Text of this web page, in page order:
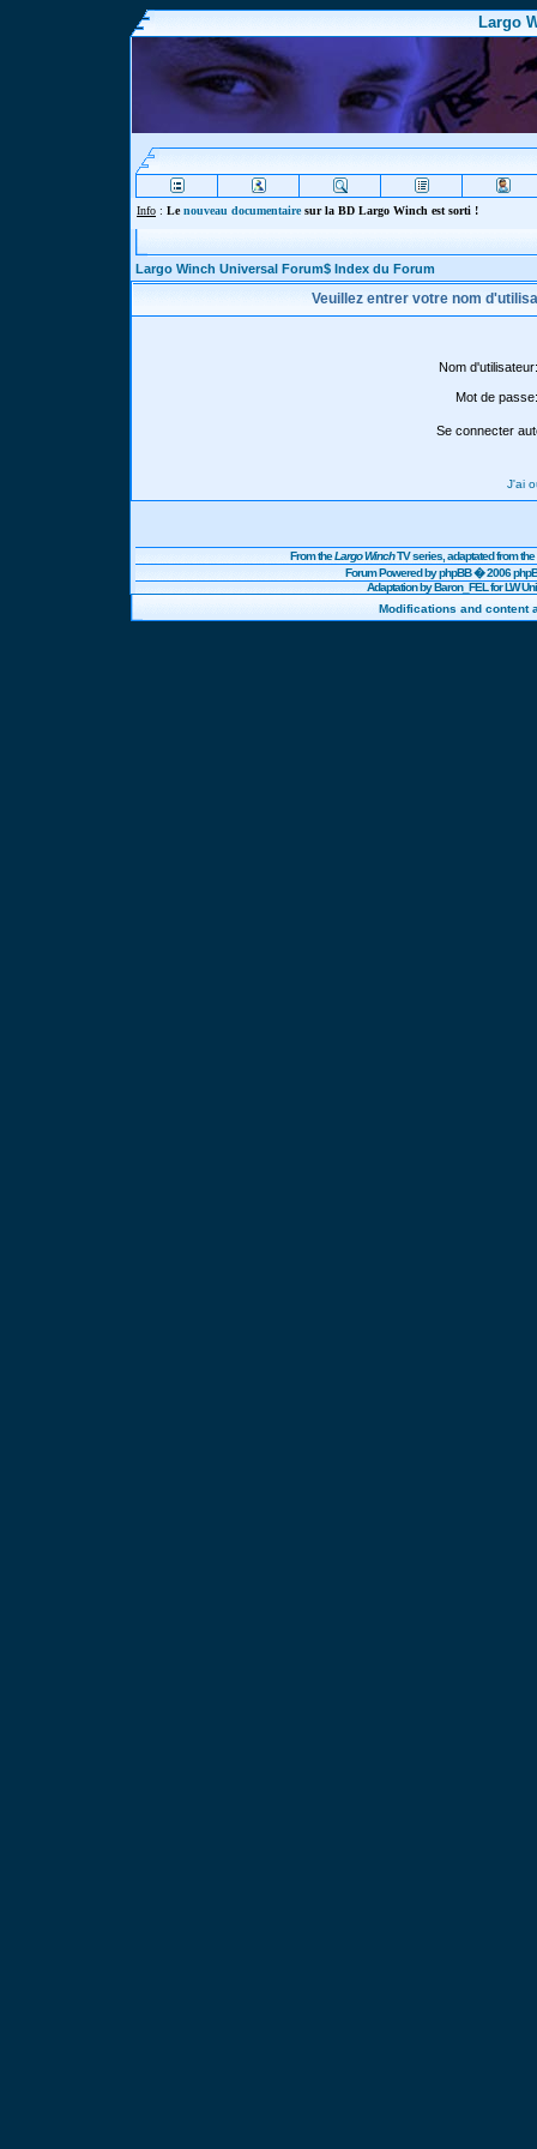
Largo
Info : Lenouveau documentairesur la BD Largo Winch est sorti !
Largo Winch Universal Forum$ Index du Forum
Veuillez entrer votre nom
Nom d'utilisateur:
Mot de passe:
Se connecter
J'ai
From theLargo WinchTV series, adaptated from
Forum Powered byphpBB� 2006
Adaptation by Baron_FEL for LW
Modifications and content